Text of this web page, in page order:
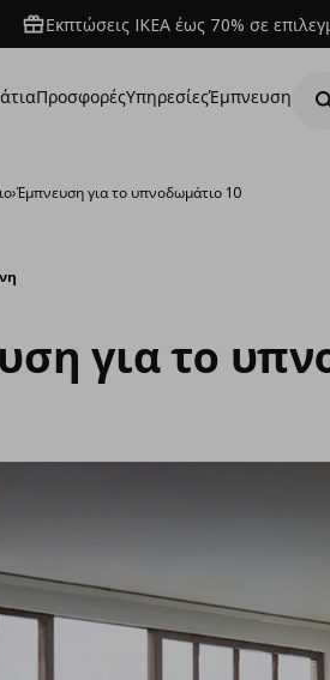
Εκπτώσεις IKEA έως 70% σε
ΠροσφορέςΥπηρεσίεςΈμπνευση
›Έμπνευση για το υπνοδωμάτιο 10
για το